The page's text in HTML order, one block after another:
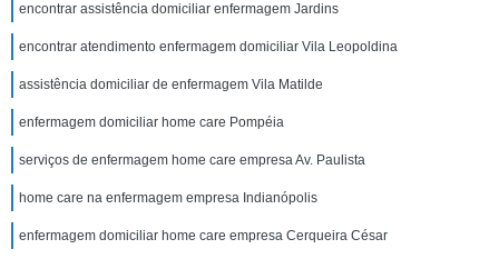
encontrar assistência domiciliar enfermagem Jardins
encontrar atendimento enfermagem domiciliar Vila Leopoldina
assistência domiciliar de enfermagem Vila Matilde
enfermagem domiciliar home care Pompéia
serviços de enfermagem home care empresa Av. Paulista
home care na enfermagem empresa Indianópolis
enfermagem domiciliar home care empresa Cerqueira César